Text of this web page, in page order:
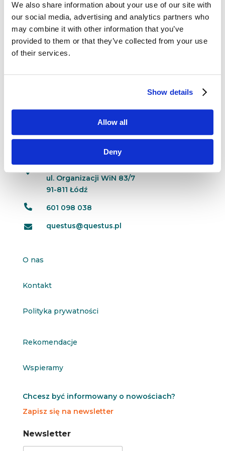
We also share information about your use of our site with
our social media, advertising and analytics partners who
may combine it with other information that you’ve
provided to them or that they’ve collected from your use
of their services.
Show details
Allow all
Deny
Kawa, paluszki, klawiatura i bzyczący cicho
monitor CRT. W tle kierownik lokalu pobierający
symboliczne 2 zł za każdą godzinę zabawy.
Wokoło zaś niezliczona ilość amatorów zupełnie
nowego zjawiska, na które w latach
questus
ul. Organizacji WiN 83/7
91-811 Łódź
 601 098 038
 questus@questus.pl
O nas
Kontakt
Polityka prywatności
Rekomendacje
Wspieramy
Chcesz być informowany o nowościach?
Zapisz się na newsletter
N
N
Newsletter